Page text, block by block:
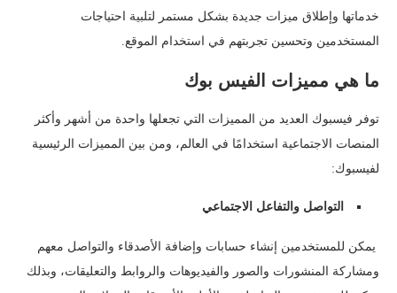
خدماتها وإطلاق ميزات جديدة بشكل مستمر لتلبية احتياجات
المستخدمين وتحسين تجربتهم في استخدام الموقع.
ما هي مميزات الفيس بوك
توفر فيسبوك العديد من المميزات التي تجعلها واحدة من أشهر وأكثر
المنصات الاجتماعية استخدامًا في العالم، ومن بين المميزات الرئيسية
لفيسبوك:
التواصل والتفاعل الاجتماعي
يمكن للمستخدمين إنشاء حسابات وإضافة الأصدقاء والتواصل معهم
ومشاركة المنشورات والصور والفيديوهات والروابط والتعليقات، وبذلك